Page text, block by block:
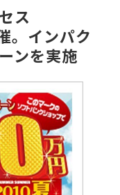
ス
。インパク
ンを実施